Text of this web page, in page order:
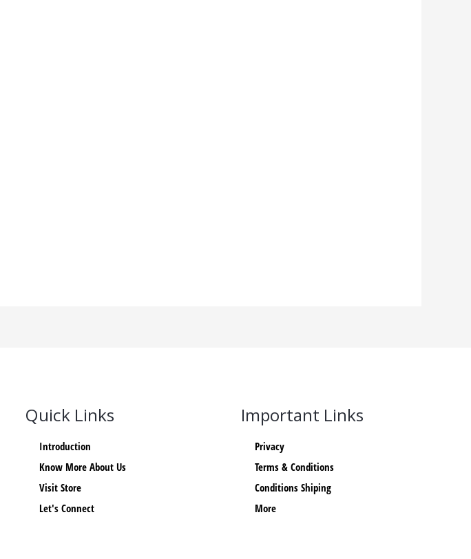
Quick Links
Introduction
Know More About Us
Visit Store
Let's Connect
Important Links
Privacy
Terms & Conditions
Conditions Shiping
More